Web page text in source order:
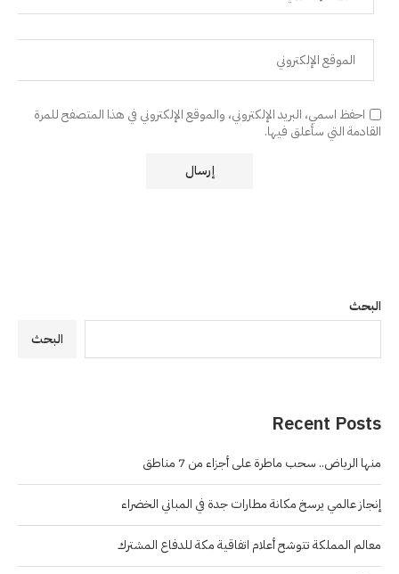
احفظ اسمي، البريد الإلكتروني، والموقع الإلكتروني في هذا المتصفح للمرة
القادمة التي سأعلق فيها.
البحث
البحث
Recent Posts
منها الرياض.. سحب ماطرة على أجزاء من 7 مناطق
إنجاز عالمي يرسخ مكانة مطارات جدة في المباني الخضراء
معالم المملكة تتوشح أعلام اتفاقية مكة للدفاع المشترك